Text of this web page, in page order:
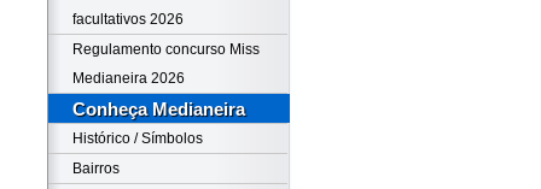
facultativos 2026
Regulamento concurso Miss
Medianeira 2026
Conheça Medianeira
Histórico / Símbolos
Bairros